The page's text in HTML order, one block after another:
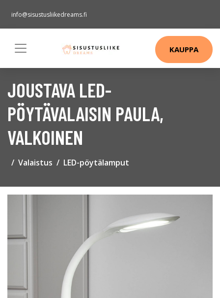
info@sisustusliikedreams.fi
KAUPPA
JOUSTAVA LED-
PÖYTÄVALAISIN PAULA,
VALKOINEN
Valaistus LED-pöytälamput